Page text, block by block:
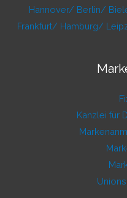
Hannover/ Berlin/
Frankfurt/ Hamburg/
Kanzlei für